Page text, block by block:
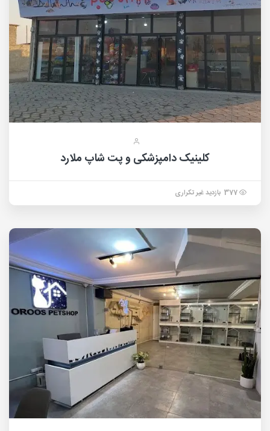
کلینیک دامپزشکی و پت شاپ ملارد
377 بازدید غیر تکراری